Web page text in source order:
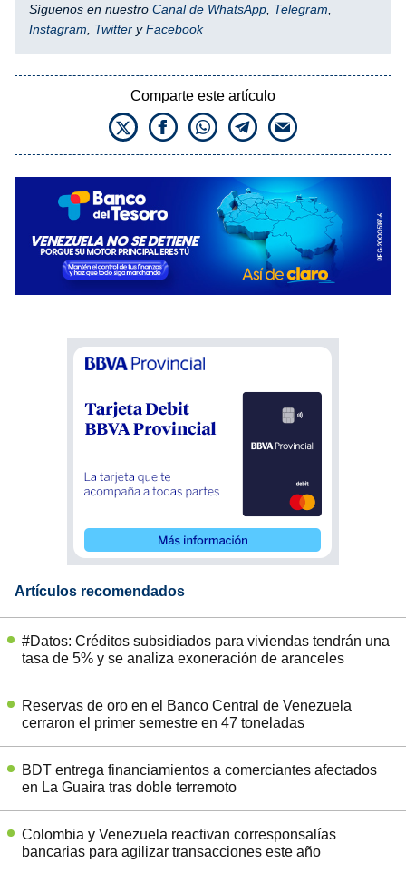
Síguenos en nuestro Canal de WhatsApp Telegram
Instagram
Twitter yFacebook
Comparte este artículo
Artículos recomendados
#Datos: Créditos subsidiados para viviendas tendrán una
tasa de 5% y se analiza exoneración de aranceles
Reservas de oro en el Banco Central de Venezuela
cerraron el primer semestre en 47 toneladas
BDT entrega financiamientos a comerciantes afectados
en La Guaira tras doble terremoto
Colombia y Venezuela reactivan corresponsalías
bancarias para agilizar transacciones este año